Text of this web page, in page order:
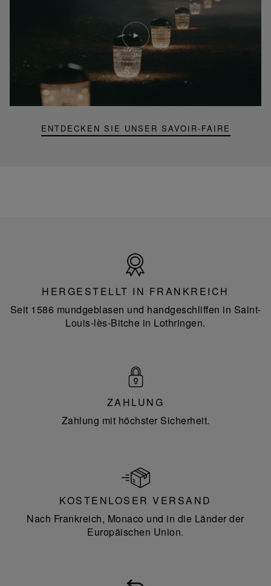
ENTDECKEN SIE UNSER SAVOIR-FAIRE
Video
abspielen
YouTube-
Video,
Folia
Mini-
Portable-
Frankreich
HERGESTELLT IN FRANKREICH
Seit 1586 mundgeblasen und handgeschliffen in Saint-
Louis-lès-Bitche in Lothringen.
ZAHLUNG
Zahlung mit höchster Sicherheit.
KOSTENLOSER VERSAND
Nach Frankreich, Monaco und in die Länder der
Europäischen Union.